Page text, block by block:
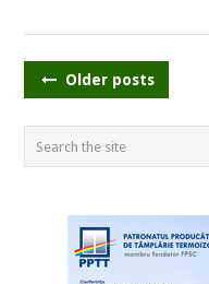
POSTS
Older posts